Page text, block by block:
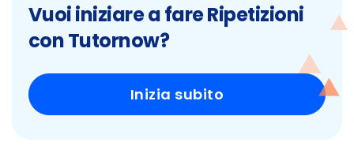
Vuoi iniziare a fare Ripetizioni
con Tutornow?
Inizia subito